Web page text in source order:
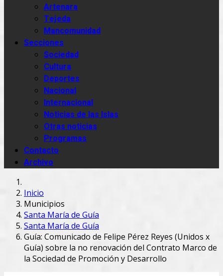
Artenara
Tejeda
Mancomunidad
Secciones
Sociedad
Cultura
Deportes
Nacional
Internacional
Noticias de las Islas
Otras noticias
Programas
Contacto
Archivo
Inicio
Municipios
Santa María de Guía
Santa María de Guía
Guía: Comunicado de Felipe Pérez Reyes (Unidos x
Guía) sobre la no renovación del Contrato Marco de
la Sociedad de Promoción y Desarrollo